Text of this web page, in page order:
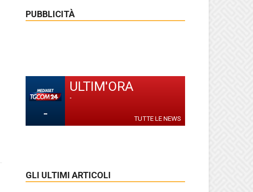
PUBBLICITÀ
-
ULTIM'ORA
-
TUTTE LE NEWS
GLI ULTIMI ARTICOLI